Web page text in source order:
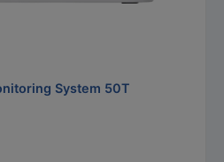
System 50T